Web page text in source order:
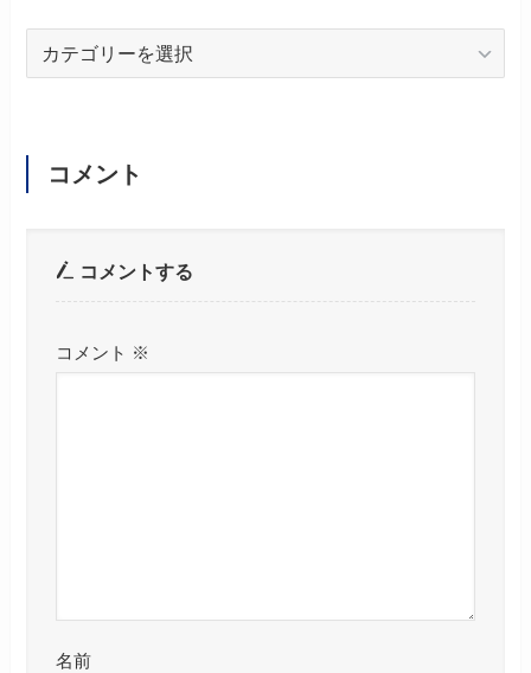
ー
コメント
コメントする
コメント ※
名前